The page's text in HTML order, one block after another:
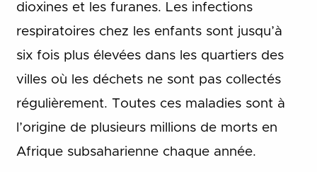
dioxines et les furanes. Les infections
respiratoires chez les enfants sont jusqu’à
six fois plus élevées dans les quartiers des
villes où les déchets ne sont pas collectés
régulièrement. Toutes ces maladies sont à
l’origine de plusieurs millions de morts en
Afrique subsaharienne chaque année.